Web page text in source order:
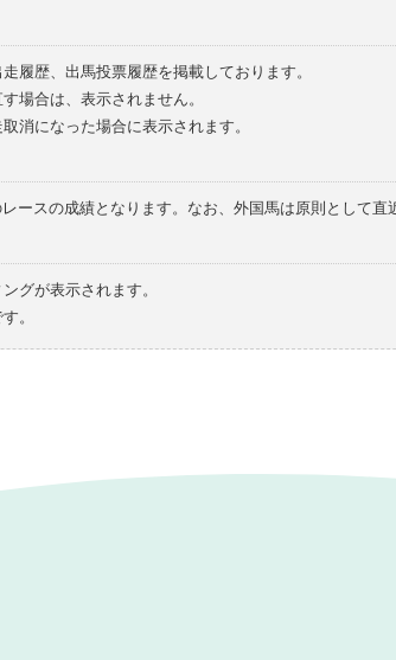
履歴、出馬投票履歴を掲載しております。
場合は、表示されません。
消になった場合に表示されます。
ースの成績となります。なお、外国馬は原則として直
グが表示されます。
。